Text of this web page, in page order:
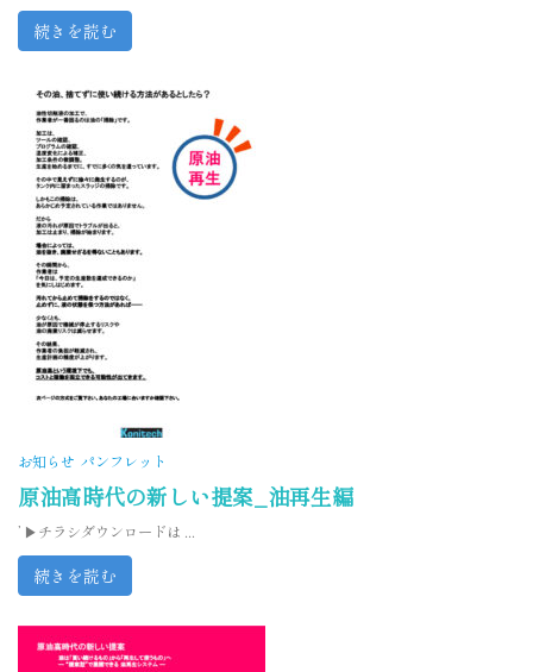
続きを読む
お知らせ パンフレット
原油高時代の新しい提案_油再生編
’ ▶チラシダウンロードは ...
続きを読む